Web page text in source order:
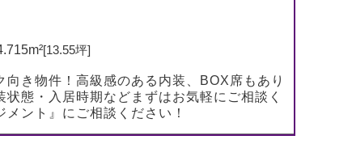
[13.55坪]
き物件！高級感のある内装、BOX席もあり
態・入居時期などまずはお気軽にご相談く
ント』にご相談ください！